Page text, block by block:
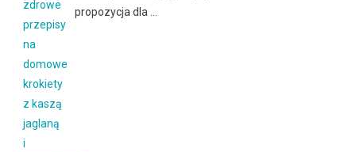
propozycja dla …